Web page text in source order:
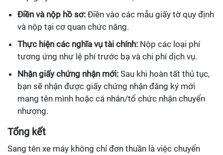
Điền và nộp hồ sơ: Điền vào các mẫu giấy tờ quy định
và nộp tại cơ quan chức năng.
Thực hiện các nghĩa vụ tài chính: Nộp các loại phí
tương ứng như lệ phí trước bạ và chi phí dịch vụ.
Nhận giấy chứng nhận mới: Sau khi hoàn tất thủ tục,
bạn sẽ nhận được giấy chứng nhận đăng ký mới
mang tên mình hoặc cá nhân/tổ chức nhận chuyển
nhượng.
Tổng kết
Sang tên xe máy không chỉ đơn thuần là việc chuyển